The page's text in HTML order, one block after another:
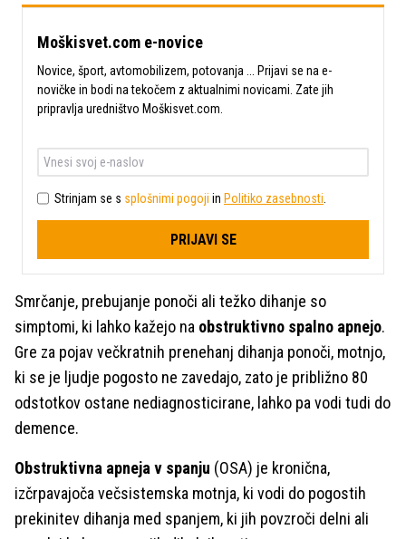
Moškisvet.com e-novice
Novice, šport, avtomobilizem, potovanja ... Prijavi se na e-
novičke in bodi na tekočem z aktualnimi novicami. Zate jih
pripravlja uredništvo Moškisvet.com.
Strinjam se s splošnimi pogoji in Politiko zasebnosti
PRIJAVI SE
Smrčanje, prebujanje ponoči ali težko dihanje so
simptomi, ki lahko kažejo na obstruktivno spalno apnejo.
Gre za pojav večkratnih prenehanj dihanja ponoči, motnjo,
ki se je ljudje pogosto ne zavedajo, zato je približno 80
odstotkov ostane nediagnosticirane, lahko pa vodi tudi do
demence.
Obstruktivna apneja v spanju (OSA) je kronična,
izčrpavajoča večsistemska motnja, ki vodi do pogostih
prekinitev dihanja med spanjem, ki jih povzroči delni ali